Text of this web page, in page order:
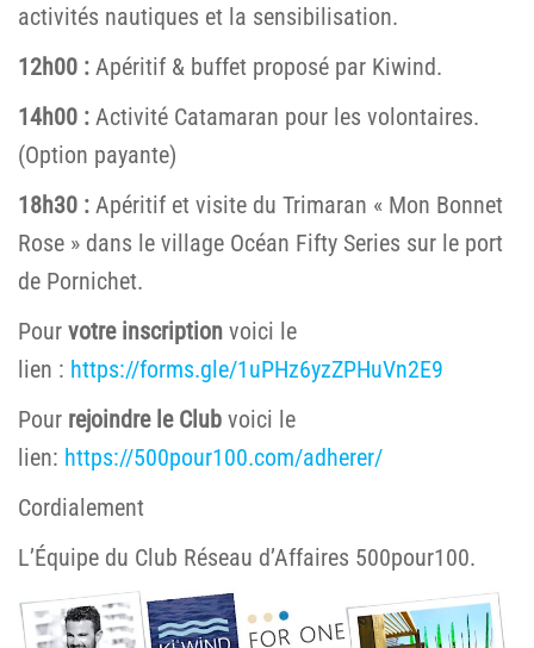
activités nautiques et la sensibilisation.
12h00 : Apéritif & buffet proposé par Kiwind.
14h00 : Activité Catamaran pour les volontaires.
(Option payante)
18h30 : Apéritif et visite du Trimaran « Mon Bonnet
Rose » dans le village Océan Fifty Series sur le port
de Pornichet.
Pour votre inscription voici le
lien : https://forms.gle/1uPHz6yzZPHuVn2E9
Pour rejoindre le Club voici le
lien: https://500pour100.com/adherer/
Cordialement
L’Équipe du Club Réseau d’Affaires 500pour100.